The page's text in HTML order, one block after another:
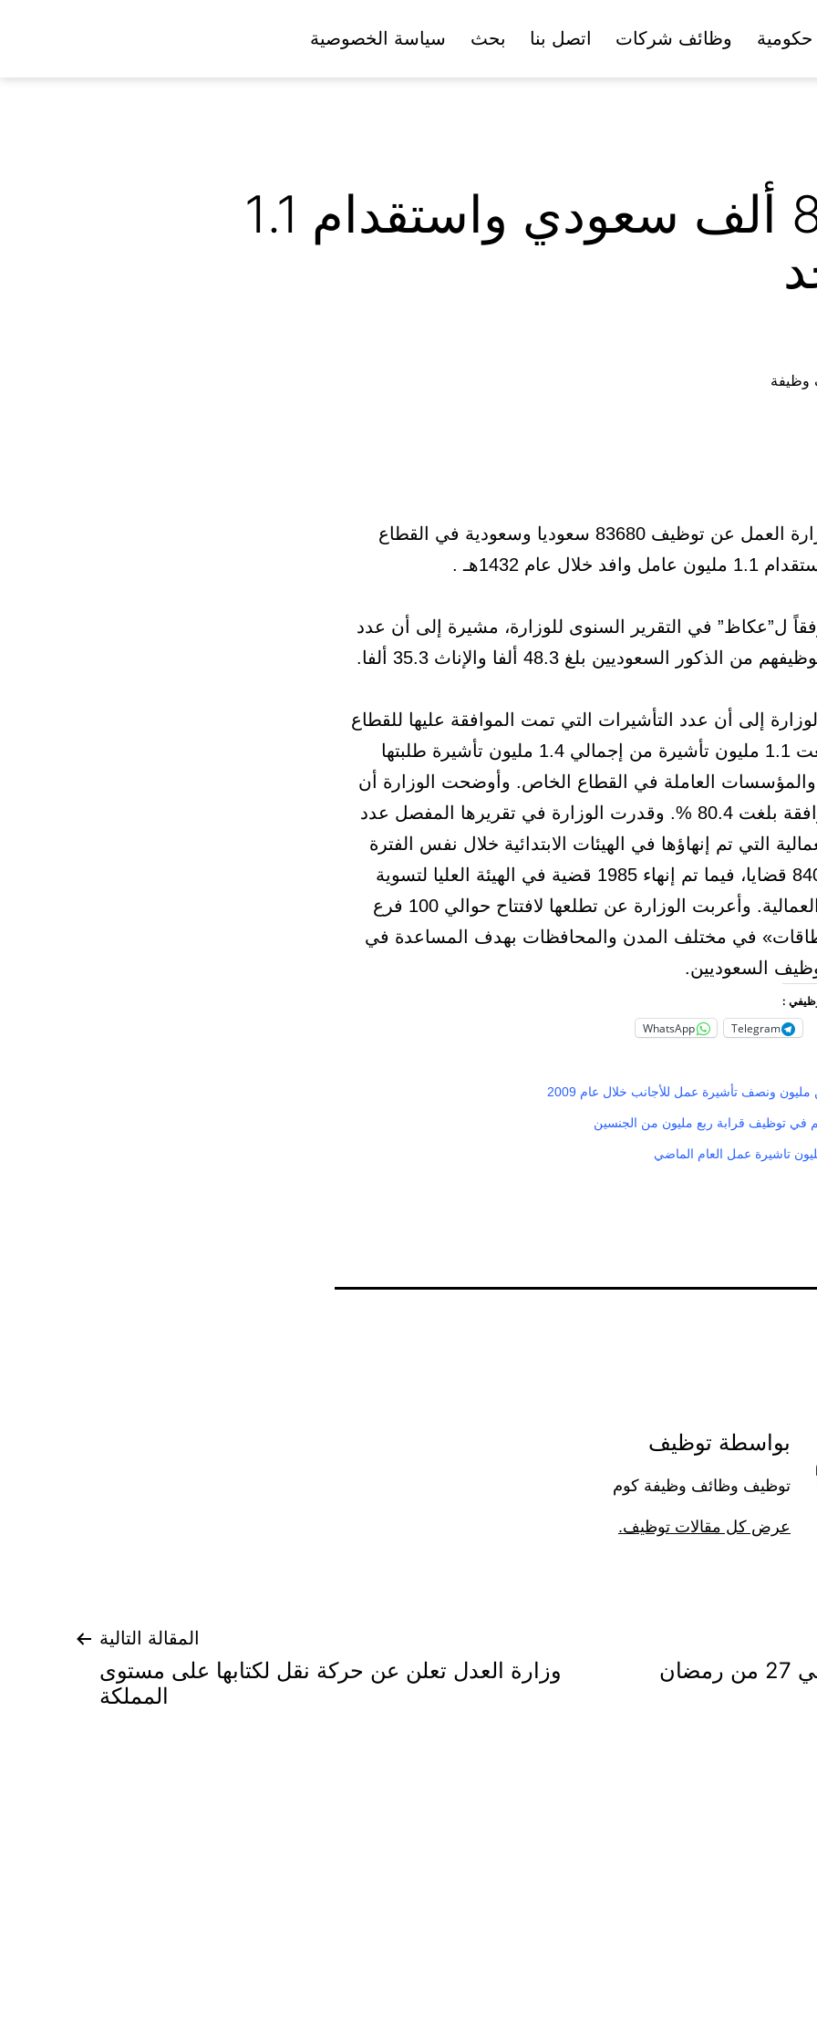
وظائف شركات اتصل بنا بحث سياسة الخصوصية
العمل : توظيف 83.6 ألف سعودي واستقدام 1.1
وظيفة
كشفت وزارة العمل عن توظيف 83680 سعوديا وسعودية في القطاع
خلال عام 1432هـ .
ل”عكاظ” في التقرير السنوى للوزارة، مشيرة إلى أن عدد
من الذكور السعوديين بلغ 48.3 ألفا والإناث 35.3 ألفا.
إلى أن عدد التأشيرات التي تمت الموافقة عليها للقطاع
الخاص بلغت 1.1 مليون تأشيرة من إجمالي 1.4 مليون تأشيرة طلبتها
العاملة في القطاع الخاص. وأوضحت الوزارة أن
نسبة الموافقة بلغت 80.4 %. وقدرت الوزارة في تقريرها المفصل عدد
التي تم إنهاؤها في الهيئات الابتدائية خلال نفس الفترة
بحوالي 8404 قضايا، فيما تم إنهاء 1985 قضية في الهيئة العليا لتسوية
الخلافات العمالية. وأعربت الوزارة عن تطلعها لافتتاح حوالي 100 فرع
في مختلف المدن والمحافظات بهدف المساعدة في
السعوديين.
:
Telegram
WhatsApp
ونصف تأشيرة عمل للأجانب خلال عام 2009
في توظيف قرابة ربع مليون من الجنسين
تاشيرة عمل العام الماضي
بواسطة توظيف
توظيف وظائف وظيفة كوم
عرض كل مقالات توظيف.
المقالة التالية
وزارة العدل تعلن عن حركة نقل لكتابها على مستوى
المملكة